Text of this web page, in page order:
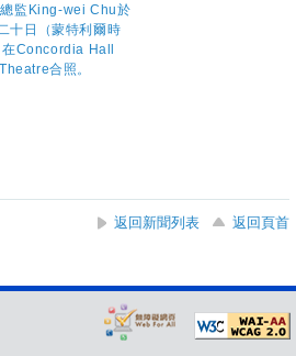
返回新聞列表
返回頁首